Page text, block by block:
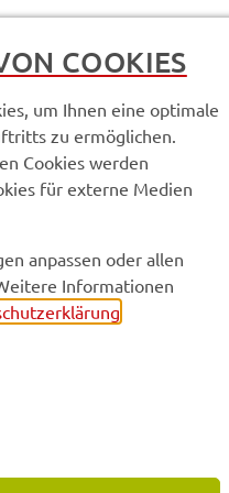
KI
COOKIES
um Ihnen eine optimale
zu ermöglichen.
Cookies werden
für externe Medien
anpassen oder allen
Informationen